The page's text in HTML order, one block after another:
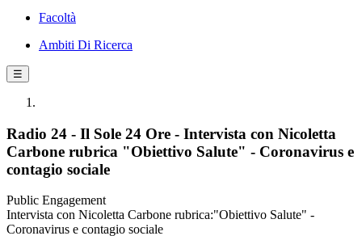
Facoltà
Ambiti Di Ricerca
☰
Radio 24 - Il Sole 24 Ore - Intervista con Nicoletta
Carbone rubrica "Obiettivo Salute" - Coronavirus e
contagio sociale
Public Engagement
Intervista con Nicoletta Carbone rubrica:"Obiettivo Salute" -
Coronavirus e contagio sociale